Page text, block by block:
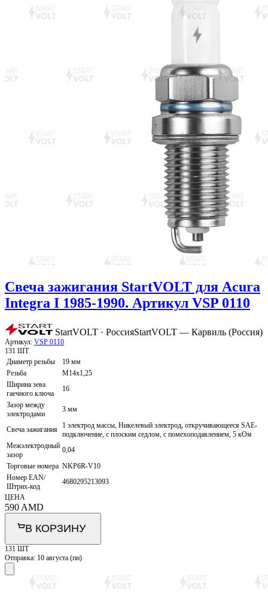
Свеча зажигания StartVOLT для Acura
Integra I 1985-1990. Артикул VSP 0110
StartVOLT · РоссияStartVOLT — Карвиль (Россия)
Артикул: VSP 0110
131 ШТ
Диаметр резьбы
19 мм
Резьба
M14x1,25
Ширина зева
гаечного ключа
16
Зазор между
электродами
3 мм
Свеча зажигания
1 электрод массы, Никелевый электрод, откручивающееся SAE-
подключение, с плоским седлом, с помехоподавлением, 5 кОм
Межэлектродный
зазор
0,04
Торговые номера NKP6R-V10
Номер EAN/
Штрих-код
4680295213093
ЦЕНА
590 AMD
В КОРЗИНУ
131 ШТ
Отправка: 10 августа (пн)